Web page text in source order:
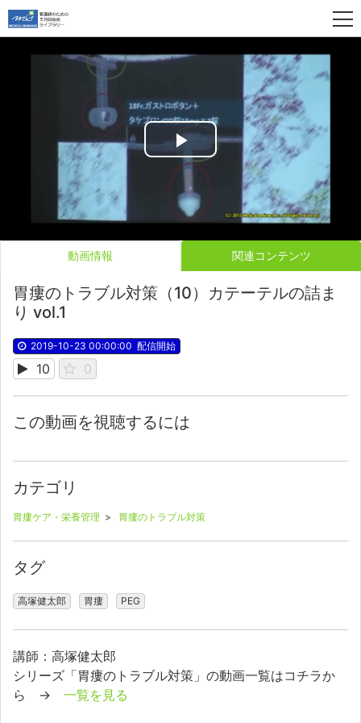
Play
Video
動画情報 関連コンテンツ
胃瘻のトラブル対策（10）カテーテルの詰ま
り vol.1
2019-10-23 00:00:00 配信開始
10 0
この動画を視聴するには
カテゴリ
胃瘻ケア・栄養管理 > 胃瘻のトラブル対策
タグ
高塚健太郎 胃瘻 PEG
講師：高塚健太郎
シリーズ「胃瘻のトラブル対策」の動画一覧はコチラか
ら → 一覧を見る